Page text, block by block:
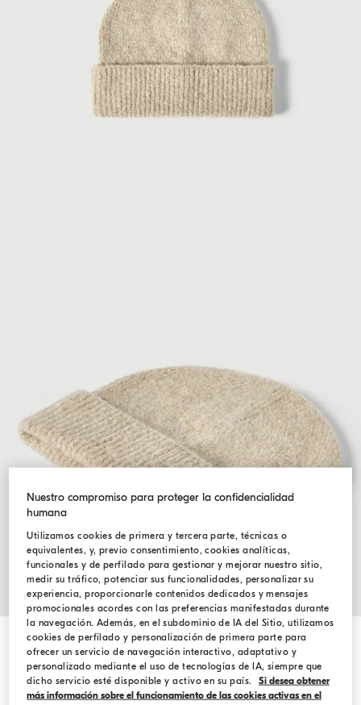
Hide / Show details
Gorro papalina acanalado
TALLA $650.00
Nuestro compromiso para proteger la confidencialidad
humana
Utilizamos cookies de primera y tercera parte, técnicas o
equivalentes, y, previo consentimiento, cookies analíticas,
funcionales y de perfilado para gestionar y mejorar nuestro sitio,
medir su tráfico, potenciar sus funcionalidades, personalizar su
experiencia, proporcionarle contenidos dedicados y mensajes
promocionales acordes con las preferencias manifestadas durante
la navegación. Además, en el subdominio de IA del Sitio, utilizamos
cookies de perfilado y personalización de primera parte para
ofrecer un servicio de navegación interactivo, adaptativo y
personalizado mediante el uso de tecnologías de IA, siempre que
dicho servicio esté disponible y activo en su país.
Si desea obtener
más información sobre el funcionamiento de las cookies activas en el